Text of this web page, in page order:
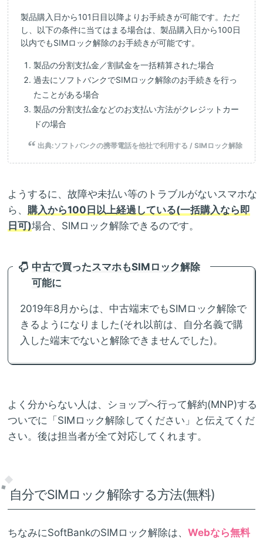
製品購入日から101日目以降よりお手続きが可能です。ただ
し、以下の条件に当てはまる場合は、製品購入日から100日
以内でもSIMロック解除のお手続きが可能です。
製品の分割支払金／割賦金を一括精算された場合
過去にソフトバンクでSIMロック解除のお手続きを行っ
たことがある場合
製品の分割支払金などのお支払い方法がクレジットカー
ドの場合
出典:ソフトバンクの携帯電話を他社で利用する / SIMロック解除
ようするに、故障や未払い等のトラブルがないスマホな
ら、 購入から100日以上経過している(一括購入なら即
日可)場合、SIMロック解除できるのです。
中古で買ったスマホもSIMロック解除
可能に
2019年8月からは、中古端末でもSIMロック解除で
きるようになりました(それ以前は、自分名義で購
入した端末でないと解除できませんでした)。
よく分からない人は、ショップへ行って解約(MNP)する
ついでに「SIMロック解除してください」と伝えてくだ
さい。後は担当者が全て対応してくれます。
自分でSIMロック解除する方法(無料)
ちなみにSoftBankのSIMロック解除は、 Webなら無料